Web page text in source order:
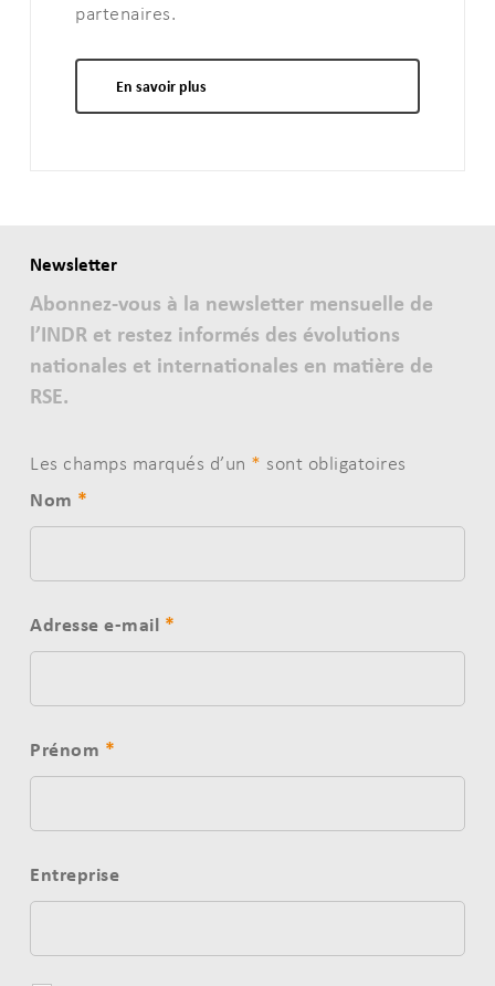
partenaires.
En savoir plus
Newsletter
Abonnez-vous à la newsletter mensuelle de
l’INDR et restez informés des évolutions
nationales et internationales en matière de
RSE.
Les champs marqués d’un * sont obligatoires
Nom *
Adresse e-mail *
Prénom *
Entreprise